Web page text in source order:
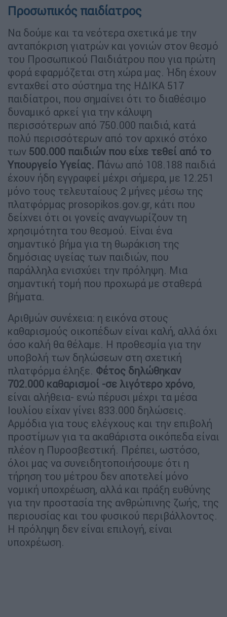
Προσωπικός παιδίατρος
Να δούμε και τα νεότερα σχετικά με την
ανταπόκριση γιατρών και γονιών στον θεσμό
του Προσωπικού Παιδιάτρου που για πρώτη
φορά εφαρμόζεται στη χώρα μας. Ήδη έχουν
ενταχθεί στο σύστημα της ΗΔΙΚΑ 517
παιδίατροι, που σημαίνει ότι το διαθέσιμο
δυναμικό αρκεί για την κάλυψη
περισσότερων από 750.000 παιδιά, κατά
πολύ περισσότερων από τον αρχικό στόχο
των 500.000 παιδιών που είχε τεθεί από το
Υπουργείο Υγείας. Πάνω από 108.188 παιδιά
έχουν ήδη εγγραφεί μέχρι σήμερα, με 12.251
μόνο τους τελευταίους 2 μήνες μέσω της
πλατφόρμας prosopikos.gov.gr, κάτι που
δείχνει ότι οι γονείς αναγνωρίζουν τη
χρησιμότητα του θεσμού. Είναι ένα
σημαντικό βήμα για τη θωράκιση της
δημόσιας υγείας των παιδιών, που
παράλληλα ενισχύει την πρόληψη. Μια
σημαντική τομή που προχωρά με σταθερά
βήματα.
Αριθμών συνέχεια: η εικόνα στους
καθαρισμούς οικοπέδων είναι καλή, αλλά όχι
όσο καλή θα θέλαμε. Η προθεσμία για την
υποβολή των δηλώσεων στη σχετική
πλατφόρμα έληξε. Φέτος δηλώθηκαν
702.000 καθαρισμοί -σε λιγότερο χρόνο,
είναι αλήθεια- ενώ πέρυσι μέχρι τα μέσα
Ιουλίου είχαν γίνει 833.000 δηλώσεις.
Αρμόδια για τους ελέγχους και την επιβολή
προστίμων για τα ακαθάριστα οικόπεδα είναι
πλέον η Πυροσβεστική. Πρέπει, ωστόσο,
όλοι μας να συνειδητοποιήσουμε ότι η
τήρηση του μέτρου δεν αποτελεί μόνο
νομική υποχρέωση, αλλά και πράξη ευθύνης
για την προστασία της ανθρώπινης ζωής, της
περιουσίας και του φυσικού περιβάλλοντος.
Η πρόληψη δεν είναι επιλογή, είναι
υποχρέωση.